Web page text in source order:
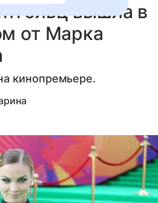
вышла в
от Марка
кинопремьере.